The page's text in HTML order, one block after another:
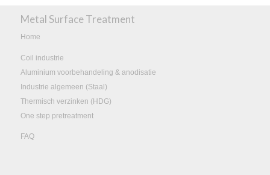
Metal Surface Treatment
Home
Coil industrie
Aluminium voorbehandeling & anodisatie
Industrie algemeen (Staal)
Thermisch verzinken (HDG)
One step pretreatment
FAQ